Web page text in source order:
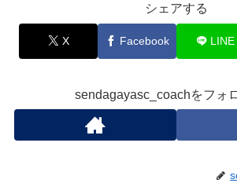
シェアする
X Facebook LINE
sendagayasc_coachをフォ